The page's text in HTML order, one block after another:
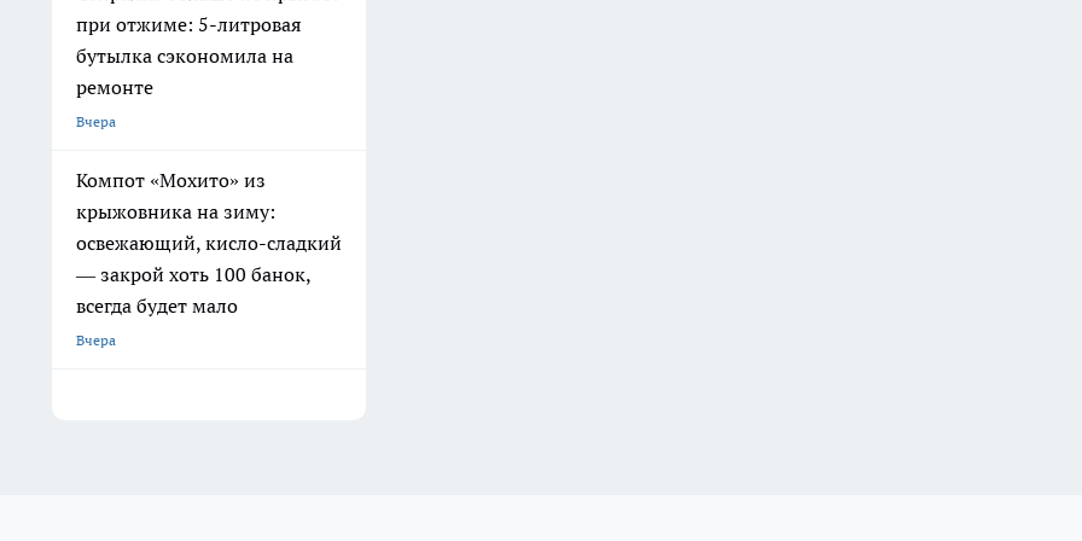
при отжиме: 5-литровая
бутылка сэкономила на
ремонте
Вчера
Компот «Мохито» из
крыжовника на зиму:
освежающий, кисло-сладкий
— закрой хоть 100 банок,
всегда будет мало
Вчера